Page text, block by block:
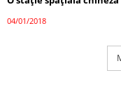
04/01/2018